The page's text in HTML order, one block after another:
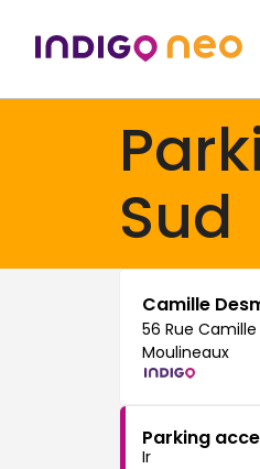
Sud
Camille
56 Rue
Moulineaux
Parking
Ir